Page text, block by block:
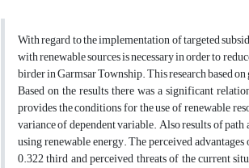
With regard to the implementation of targeted
with renewable sources is necessary in order to
birder in Garmsar Township. This research based
Based on the results there was a significant
provides the conditions for the use of renewable
variance of dependent variable. Also results of
using renewable energy. The perceived
0.322 third and perceived threats of the current